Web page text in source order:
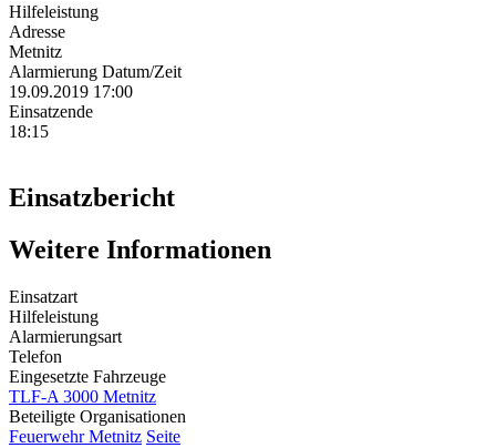
Hilfeleistung
Adresse
Metnitz
Alarmierung Datum/Zeit
19.09.2019 17:00
Einsatzende
18:15
Einsatzbericht
Weitere Informationen
Einsatzart
Hilfeleistung
Alarmierungsart
Telefon
Eingesetzte Fahrzeuge
TLF-A 3000 Metnitz
Beteiligte Organisationen
Feuerwehr Metnitz Seite